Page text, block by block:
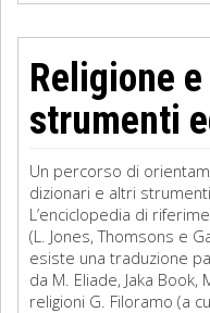
Religione
strumenti
Un percorso di
dizionari e altri
L’enciclopedia di
(L. Jones, Thomsons e
esiste una traduzione
da M. Eliade, Jaka
religioni G. Filoramo (a